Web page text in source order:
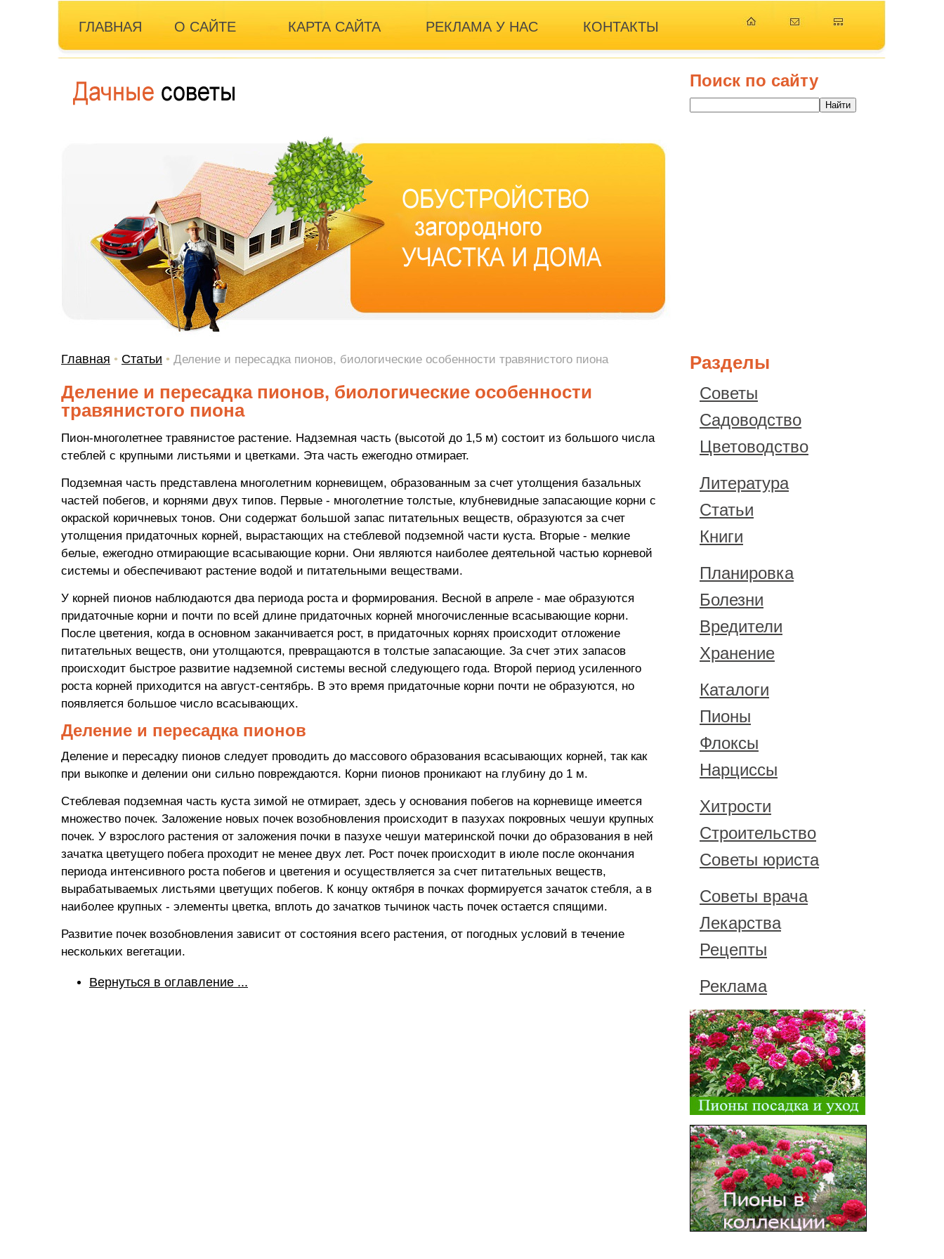
ГЛАВНАЯ О САЙТЕ КАРТА САЙТА РЕКЛАМА У НАС КОНТАКТЫ
Поиск по сайту
Главная • Статьи • Деление и пересадка пионов, биологические особенности травянистого пиона
Деление и пересадка пионов, биологические особенности
травянистого пиона
Пион-многолетнее травянистое растение. Надземная часть (высотой до 1,5 м) состоит из большого числа
стеблей с крупными листьями и цветками. Эта часть ежегодно отмирает.
Подземная часть представлена многолетним корневищем, образованным за счет утолщения базальных
частей побегов, и корнями двух типов. Первые - многолетние толстые, клубневидные запасающие корни с
окраской коричневых тонов. Они содержат большой запас питательных веществ, образуются за счет
утолщения придаточных корней, вырастающих на стеблевой подземной части куста. Вторые - мелкие
белые, ежегодно отмирающие всасывающие корни. Они являются наиболее деятельной частью корневой
системы и обеспечивают растение водой и питательными веществами.
У корней пионов наблюдаются два периода роста и формирования. Весной в апреле - мае образуются
придаточные корни и почти по всей длине придаточных корней многочисленные всасывающие корни.
После цветения, когда в основном заканчивается рост, в придаточных корнях происходит отложение
питательных веществ, они утолщаются, превращаются в толстые запасающие. За счет этих запасов
происходит быстрое развитие надземной системы весной следующего года. Второй период усиленного
роста корней приходится на август-сентябрь. В это время придаточные корни почти не образуются, но
появляется большое число всасывающих.
Деление и пересадка пионов
Деление и пересадку пионов следует проводить до массового образования всасывающих корней, так как
при выкопке и делении они сильно повреждаются. Корни пионов проникают на глубину до 1 м.
Стеблевая подземная часть куста зимой не отмирает, здесь у основания побегов на корневище имеется
множество почек. Заложение новых почек возобновления происходит в пазухах покровных чешуи крупных
почек. У взрослого растения от заложения почки в пазухе чешуи материнской почки до образования в ней
зачатка цветущего побега проходит не менее двух лет. Рост почек происходит в июле после окончания
периода интенсивного роста побегов и цветения и осуществляется за счет питательных веществ,
вырабатываемых листьями цветущих побегов. К концу октября в почках формируется зачаток стебля, а в
наиболее крупных - элементы цветка, вплоть до зачатков тычинок часть почек остается спящими.
Развитие почек возобновления зависит от состояния всего растения, от погодных условий в течение
нескольких вегетации.
Вернуться в оглавление ...
Разделы
Советы
Садоводство
Цветоводство
Литература
Статьи
Книги
Планировка
Болезни
Вредители
Хранение
Каталоги
Пионы
Флоксы
Нарциссы
Хитрости
Строительство
Советы юриста
Советы врача
Лекарства
Рецепты
Реклама